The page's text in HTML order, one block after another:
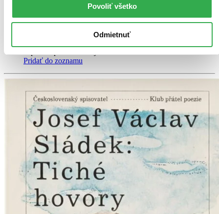
Povoliť všetko
Odmietnuť
brožovaná väzba
Vypredané
Ach, mrzí nás to, z tejto knihy sa už predali všetky výtlačky a
nemáme ju na sklade my ani vydavateľ :( Teoreticky však
Pridať do zoznamu